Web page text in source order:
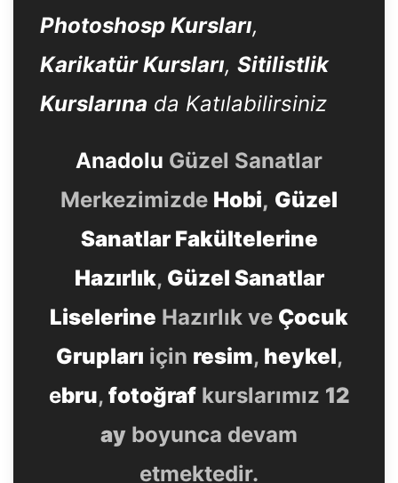
Photoshosp Kursları,
Karikatür Kursları, Sitilistlik
Kurslarına da Katılabilirsiniz
Anadolu Güzel Sanatlar
Merkezimizde Hobi, Güzel
Sanatlar Fakültelerine
Hazırlık, Güzel Sanatlar
Liselerine Hazırlık ve Çocuk
Grupları için resim, heykel,
ebru, fotoğrafkurslarımız 12
ay boyunca devam
etmektedir.